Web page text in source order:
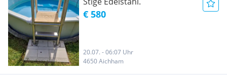
€ 580
20.07. - 06:07 Uhr
4650 Aichham